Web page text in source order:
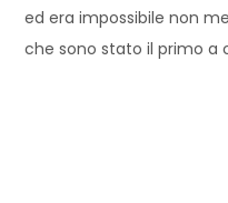
ed era impossibile non
che sono stato il primo a